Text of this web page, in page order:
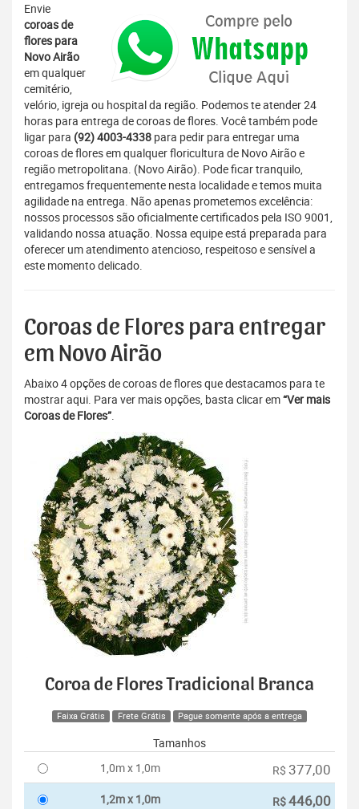
Envie
coroas de
flores para
Novo Airão
em qualquer
cemitério,
velório, igreja ou hospital da região. Podemos te atender 24
horas para entrega de coroas de flores. Você também pode
ligar para (92) 4003-4338 para pedir para entregar uma
coroas de flores em qualquer floricultura de Novo Airão e
região metropolitana. (Novo Airão). Pode ficar tranquilo,
entregamos frequentemente nesta localidade e temos muita
agilidade na entrega. Não apenas prometemos excelência:
nossos processos são oficialmente certificados pela ISO 9001,
validando nossa atuação. Nossa equipe está preparada para
oferecer um atendimento atencioso, respeitoso e sensível a
este momento delicado.
Coroas de Flores para entregar
em Novo Airão
Abaixo 4 opções de coroas de flores que destacamos para te
mostrar aqui. Para ver mais opções, basta clicar em“Ver mais
Coroas de Flores”.
Coroa de Flores Tradicional Branca
Faixa Grátis Frete Grátis Pague somente após a entrega
Tamanhos
1,0m x 1,0m
R$ 377,00
1,2m x 1,0m R$446,00